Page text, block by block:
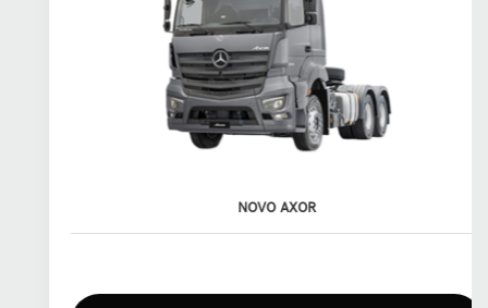
NOVO AXOR